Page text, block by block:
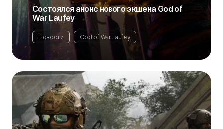
Состоялся анонс нового экшена God of
War Laufey
Новости God of War Laufey